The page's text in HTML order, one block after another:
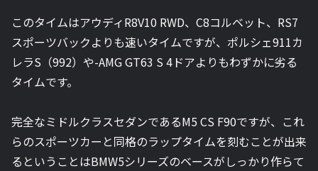
このタイムはアウディR8V10 RWD、C8コルベット、RS7
スポーツバックよりも速いタイムですが、 ポルシェ911カ
レラS（992）や-AMG GT63 S 4ドアよりもわずかに劣る
タイムです。
完全なミドルクラスセダンであるM5 CS F90ですが、これ
らのスポーツカーと同格のラップタイムを刻むことが出来
るということはBMW5シリーズのベースがしっかり作らて